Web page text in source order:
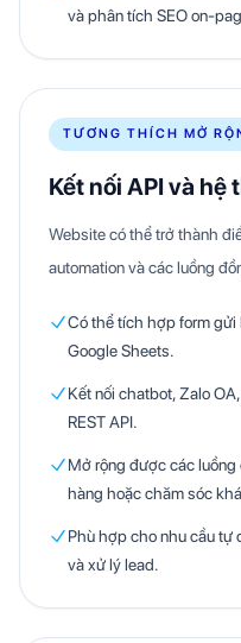
và phân tích SEO on-
TƯƠNG THÍCH MỞ
Kết nối API và hệ
Website có thể trở thành
automation và các luồng
Có thể tích hợp form gửi
Google Sheets.
Kết nối chatbot, Zalo
REST API.
Mở rộng được các
hàng hoặc chăm sóc
Phù hợp cho nhu cầu tự
và xử lý lead.